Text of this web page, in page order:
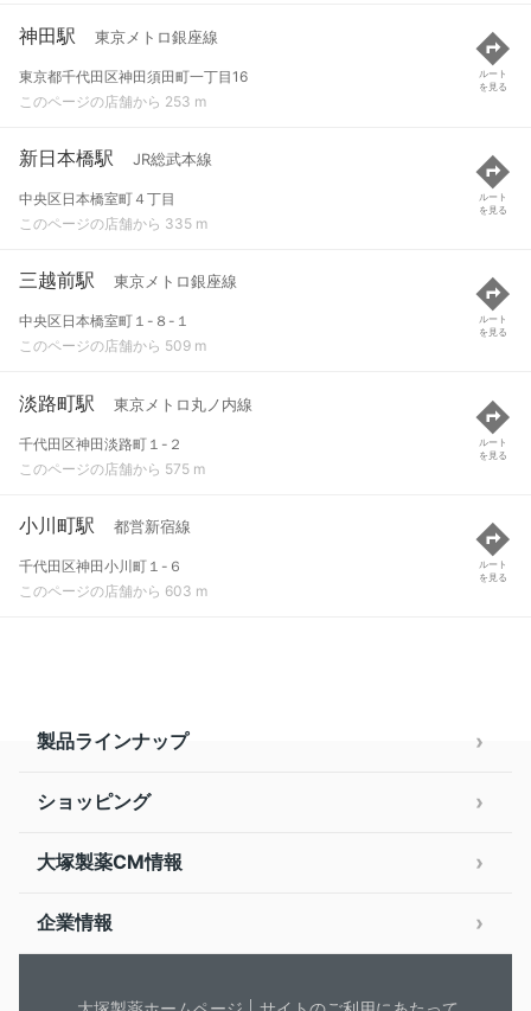
神田駅 東京メトロ銀座線
東京都千代田区神田須田町一丁目16
このページの店舗から 253 m
ルート
を見る
新日本橋駅 JR総武本線
中央区日本橋室町４丁目
このページの店舗から 335 m
ルート
を見る
三越前駅 東京メトロ銀座線
中央区日本橋室町１-８-１
このページの店舗から 509 m
ルート
を見る
淡路町駅 東京メトロ丸ノ内線
千代田区神田淡路町１-２
このページの店舗から 575 m
ルート
を見る
小川町駅 都営新宿線
千代田区神田小川町１-６
このページの店舗から 603 m
ルート
を見る
製品ラインナップ
ショッピング
大塚製薬CM情報
企業情報